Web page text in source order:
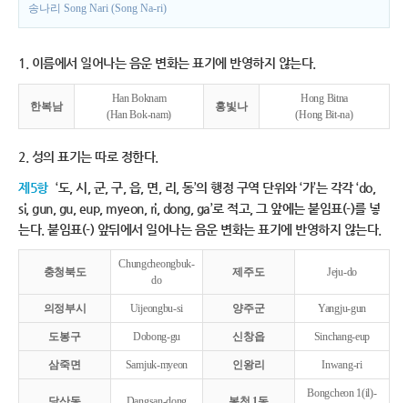
송나리 Song Nari (Song Na-ri)
1. 이름에서 일어나는 음운 변화는 표기에 반영하지 않는다.
한복남
Han Boknam
(Han Bok-nam)
홍빛나
Hong Bitna
(Hong Bit-na)
2. 성의 표기는 따로 정한다.
제5항 ‘도, 시, 군, 구, 읍, 면, 리, 동’의 행정 구역 단위와 ‘가’는 각각 ‘do,
si, gun, gu, eup, myeon, ri, dong, ga’로 적고, 그 앞에는 붙임표(-)를 넣
는다. 붙임표(-) 앞뒤에서 일어나는 음운 변화는 표기에 반영하지 않는다.
충청북도
Chungcheongbuk-
do
제주도 Jeju-do
의정부시 Uijeongbu-si 양주군 Yangju-gun
도봉구 Dobong-gu 신창읍 Sinchang-eup
삼죽면 Samjuk-myeon 인왕리 Inwang-ri
Bongcheon 1(il)-